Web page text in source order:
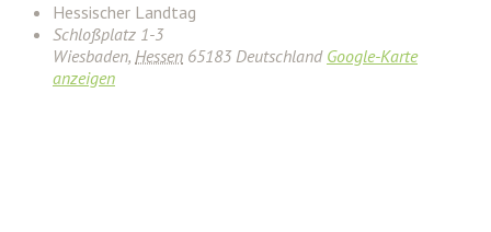
Hessischer Landtag
Schloßplatz 1-3
Wiesbaden, Hessen 65183 Deutschland Google-Karte
anzeigen